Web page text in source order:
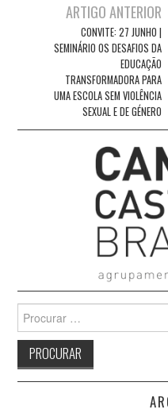
navigation
ARTIGO ANTERIOR
CONVITE: 27 JUNHO |
SEMINÁRIO OS DESAFIOS DA
EDUCAÇÃO
TRANSFORMADORA PARA
UMA ESCOLA SEM VIOLÊNCIA
SEXUAL E DE GÉNERO
for: